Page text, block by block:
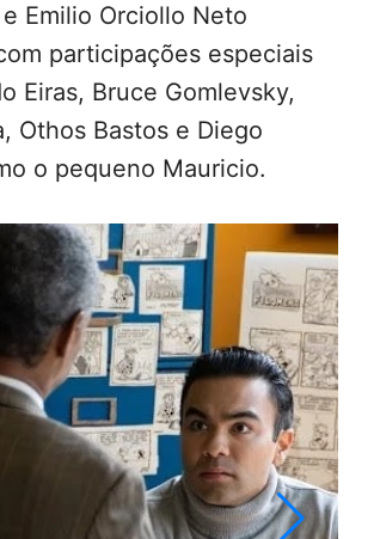
Emilio Orciollo Neto
participações especiais
Eiras, Bruce Gomlevsky,
Othos Bastos e Diego
o pequeno Mauricio.